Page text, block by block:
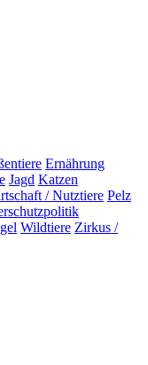
Ernährung
Jagd Katzen
/ Nutztiere Pelz
Wildtiere Zirkus /